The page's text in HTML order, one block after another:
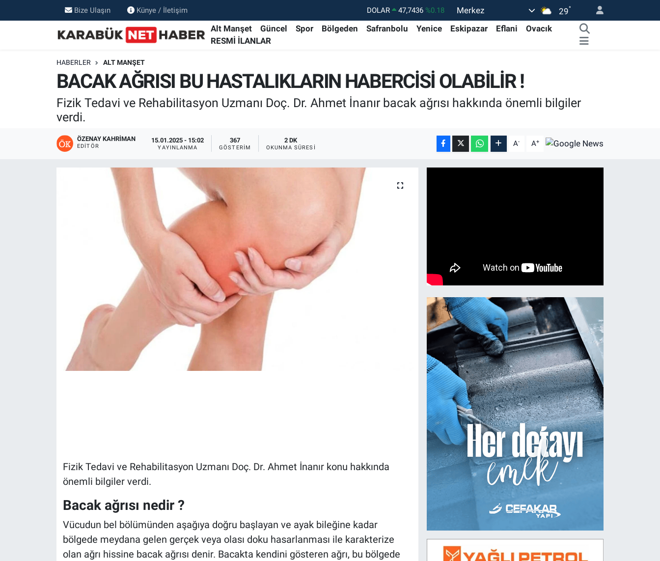
Bize Ulaşın Künye / İletişim DOLAR 47,7436 %0.18
EURO
55,2510 %0.32
BİST100
13.779 %-14
BITCOIN
64.944,08 %-0.18
Merkez 29°
Alt Manşet Güncel Spor Bölgeden Safranbolu Yenice Eskipazar Eflani
Ovacık
RESMİ İLANLAR
HABERLER ALT MANŞET
BACAK AĞRISI BU HASTALIKLARIN HABERCİSİ OLABİLİR !
Fizik Tedavi ve Rehabilitasyon Uzmanı Doç. Dr. Ahmet İnanır bacak ağrısı hakkında önemli bilgiler
verdi.
ÖZENAY KAHRIMAN
EDITÖR
15.01.2025 - 15:02
YAYINLANMA
367
GÖSTERIM
2 DK
OKUNMA SÜRESI A- A+
Fizik Tedavi ve Rehabilitasyon Uzmanı Doç. Dr. Ahmet İnanır konu hakkında
önemli bilgiler verdi.
Bacak ağrısı nedir ?
Vücudun bel bölümünden aşağıya doğru başlayan ve ayak bileğine kadar
bölgede meydana gelen gerçek veya olası doku hasarlanması ile karakterize
olan ağrı hissine bacak ağrısı denir. Bacakta kendini gösteren ağrı, bu bölgede